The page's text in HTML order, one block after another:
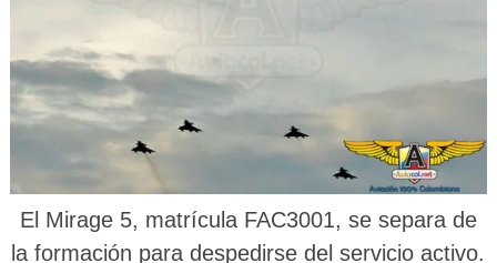
El Mirage 5, matrícula FAC3001, se separa de
la formación para despedirse del servicio activo.